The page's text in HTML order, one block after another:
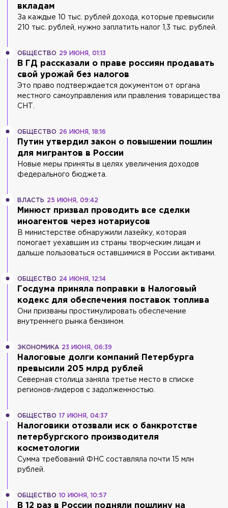
вкладам
За каждые 10 тыс. рублей дохода, которые превысили
210 тыс. рублей, нужно заплатить налог 1,3 тыс. рублей.
ОБЩЕСТВО 29 ИЮНЯ, 01:13
В ГД рассказали о праве россиян продавать
свой урожай без налогов
Это право подтверждается документом от органа
местного самоуправления или правления товарищества
СНТ.
ОБЩЕСТВО 26 ИЮНЯ, 18:16
Путин утвердил закон о повышении пошлин
для мигрантов в России
Новые меры приняты в целях увеличения доходов
федерального бюджета.
ВЛАСТЬ 25 ИЮНЯ, 09:42
Минюст призвал проводить все сделки
иноагентов через нотариусов
В министерстве обнаружили лазейку, которая
помогает уехавшим из страны творческим лицам и
дальше пользоваться оставшимися в России активами.
ОБЩЕСТВО 24 ИЮНЯ, 12:14
Госдума приняла поправки в Налоговый
кодекс для обеспечения поставок топлива
Они призваны простимулировать обеспечение
внутреннего рынка бензином.
ЭКОНОМИКА 23 ИЮНЯ, 06:39
Налоговые долги компаний Петербурга
превысили 205 млрд рублей
Северная столица заняла третье место в списке
регионов-лидеров с задолженностью.
ОБЩЕСТВО 17 ИЮНЯ, 04:37
Налоговики отозвали иск о банкротстве
петербургского производителя
косметологии
Сумма требований ФНС составляла почти 15 млн
рублей.
ОБЩЕСТВО 10 ИЮНЯ, 10:57
В 12 раз в России подняли пошлину на